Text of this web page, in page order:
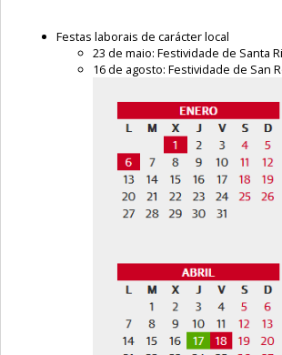
Festas laborais de carácter local
23 de maio: Festividade de Santa
16 de agosto: Festividade de San